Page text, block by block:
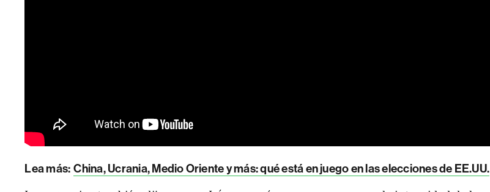
Lea más: China, Ucrania, Medio Oriente y más: qué está en juego en las elecciones de EE.UU.